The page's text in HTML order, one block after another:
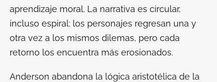
aprendizaje moral. La narrativa es circular,
incluso espiral: los personajes regresan una y
otra vez a los mismos dilemas, pero cada
retorno los encuentra más erosionados.
Anderson abandona la lógica aristotélica de la